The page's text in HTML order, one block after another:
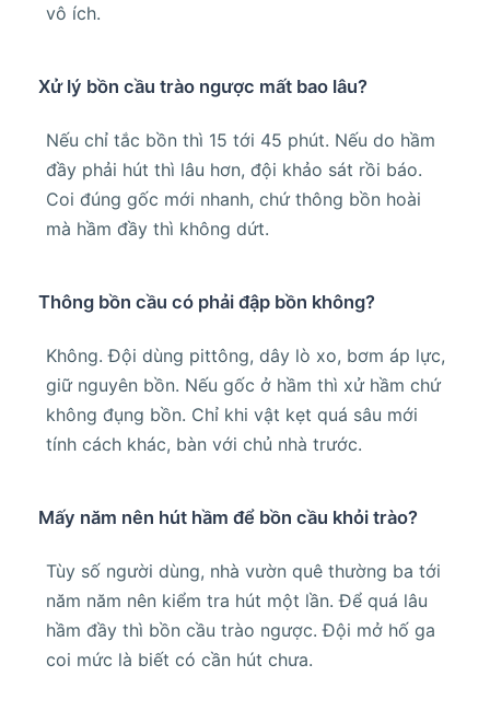
vô ích.
Xử lý bồn cầu trào ngược mất bao lâu?
Nếu chỉ tắc bồn thì 15 tới 45 phút. Nếu do hầm
đầy phải hút thì lâu hơn, đội khảo sát rồi báo.
Coi đúng gốc mới nhanh, chứ thông bồn hoài
mà hầm đầy thì không dứt.
Thông bồn cầu có phải đập bồn không?
Không. Đội dùng pittông, dây lò xo, bơm áp lực,
giữ nguyên bồn. Nếu gốc ở hầm thì xử hầm chứ
không đụng bồn. Chỉ khi vật kẹt quá sâu mới
tính cách khác, bàn với chủ nhà trước.
Mấy năm nên hút hầm để bồn cầu khỏi trào?
Tùy số người dùng, nhà vườn quê thường ba tới
năm năm nên kiểm tra hút một lần. Để quá lâu
hầm đầy thì bồn cầu trào ngược. Đội mở hố ga
coi mức là biết có cần hút chưa.